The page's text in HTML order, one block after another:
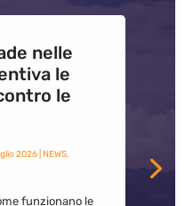
nelle
le
le
2026| NEWS,
funzionano le